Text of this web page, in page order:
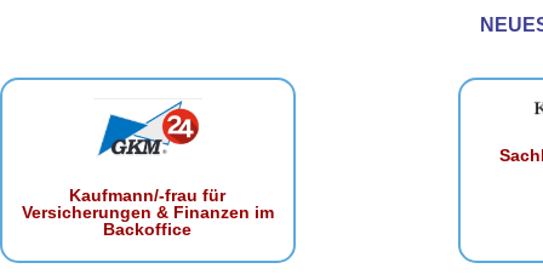
Kaufmann/-frau für
Versicherungen & Finanzen im
Backoffice